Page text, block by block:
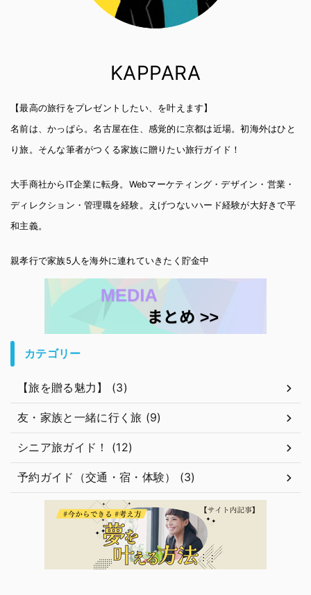
KAPPARA
【最高の旅行をプレゼントしたい、を叶えます】
名前は、かっぱら。名古屋在住、感覚的に京都は近場。初海外はひと
り旅。そんな筆者がつくる家族に贈りたい旅行ガイド！
大手商社からIT企業に転身。Webマーケティング・デザイン・営業・
ディレクション・管理職を経験。えげつないハード経験が大好きで平
和主義。
親孝行で家族5人を海外に連れていきたく貯金中
カテゴリー
【旅を贈る魅力】 (3)
友・家族と一緒に行く旅 (9)
シニア旅ガイド！ (12)
予約ガイド（交通・宿・体験） (3)